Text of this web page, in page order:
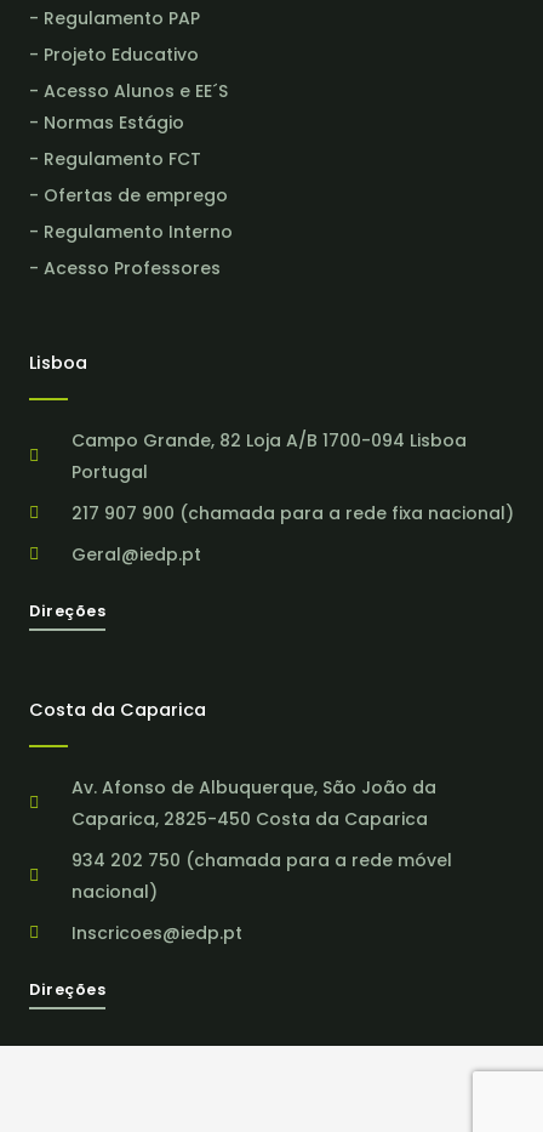
- Regulamento PAP
- Projeto Educativo
- Acesso Alunos e EE´S
- Normas Estágio
- Regulamento FCT
- Ofertas de emprego
- Regulamento Interno
- Acesso Professores
Lisboa
Campo Grande, 82 Loja A/B 1700-094 Lisboa
Portugal
217 907 900 (chamada para a rede fixa nacional)
Geral@iedp.pt
Direções
Costa da Caparica
Av. Afonso de Albuquerque, São João da
Caparica, 2825-450 Costa da Caparica
934 202 750 (chamada para a rede móvel
nacional)
Inscricoes@iedp.pt
Direções